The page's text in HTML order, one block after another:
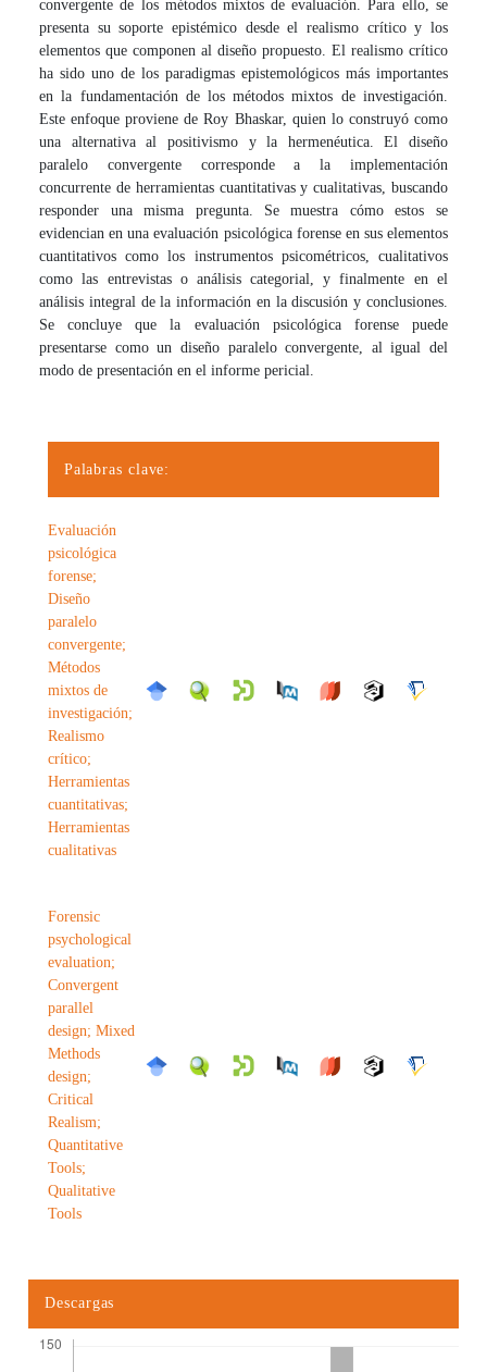
convergente de los métodos mixtos de evaluación. Para ello, se
presenta su soporte epistémico desde el realismo crítico y los
elementos que componen al diseño propuesto. El realismo crítico
ha sido uno de los paradigmas epistemológicos más importantes
en la fundamentación de los métodos mixtos de investigación.
Este enfoque proviene de Roy Bhaskar, quien lo construyó como
una alternativa al positivismo y la hermenéutica. El diseño
paralelo convergente corresponde a la implementación
concurrente de herramientas cuantitativas y cualitativas, buscando
responder una misma pregunta. Se muestra cómo estos se
evidencian en una evaluación psicológica forense en sus elementos
cuantitativos como los instrumentos psicométricos, cualitativos
como las entrevistas o análisis categorial, y finalmente en el
análisis integral de la información en la discusión y conclusiones.
Se concluye que la evaluación psicológica forense puede
presentarse como un diseño paralelo convergente, al igual del
modo de presentación en el informe pericial.
Palabras clave:
Evaluación
psicológica
forense;
Diseño
paralelo
convergente;
Métodos
mixtos de
investigación;
Realismo
crítico;
Herramientas
cuantitativas;
Herramientas
cualitativas
Forensic
psychological
evaluation;
Convergent
parallel
design; Mixed
Methods
design;
Critical
Realism;
Quantitative
Tools;
Qualitative
Tools
Descargas